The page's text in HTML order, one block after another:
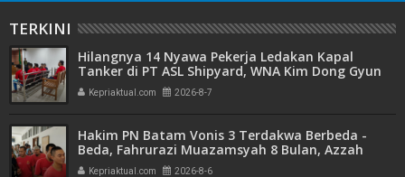
TERKINI
Hilangnya 14 Nyawa Pekerja Ledakan Kapal
Tanker di PT ASL Shipyard, WNA Kim Dong Gyun
Hanya Dituntut 1 Tahun 6 Bulan
Kepriaktual.com 2026-8-7
Hakim PN Batam Vonis 3 Terdakwa Berbeda -
Beda, Fahrurazi Muazamsyah 8 Bulan, Azzah
Azzurah dan Risma Divonis 2 Tahun 6 Bulan
Kepriaktual.com 2026-8-6